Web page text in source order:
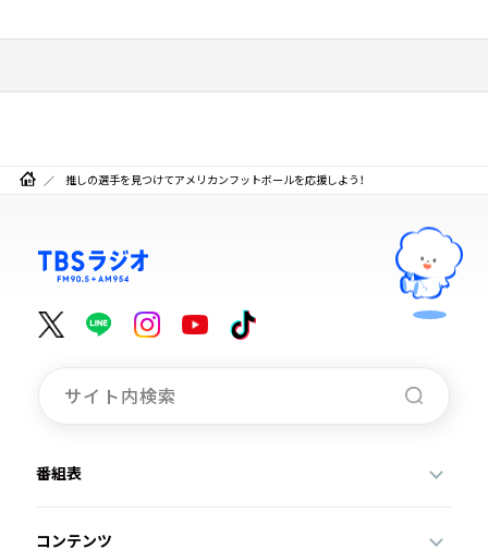
推しの選手を見つけてアメリカンフットボールを応援しよう！
番組表
コンテンツ